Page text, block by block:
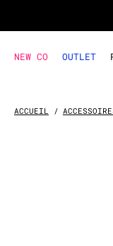
NEW CO OUTLET
ACCUEIL